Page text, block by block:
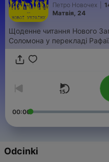
Петро Новочех
Матвія, 24
Щоденне читання Нового
Соломона у перекладі
00:00
Odcinki